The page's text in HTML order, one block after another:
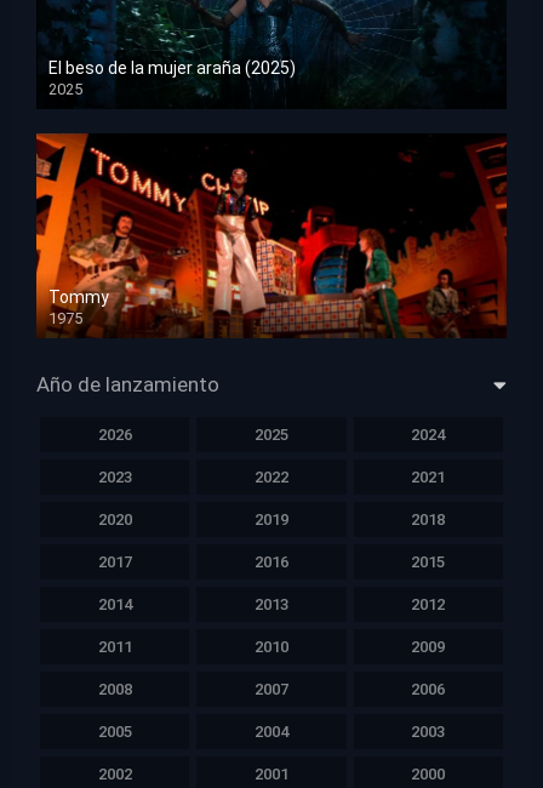
El beso de la mujer araña (2025)
2025
HD 1080p
Tommy
1975
HD 1080p
Año de lanzamiento
2026 2025 2024
2023 2022 2021
2020 2019 2018
2017 2016 2015
2014 2013 2012
2011 2010 2009
2008 2007 2006
2005 2004 2003
2002 2001 2000